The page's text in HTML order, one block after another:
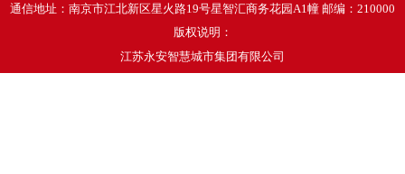
通信地址：南京市江北新区星火路19号星智汇商务花园A1幢 邮编：210000
版权说明：
江苏永安智慧城市集团有限公司